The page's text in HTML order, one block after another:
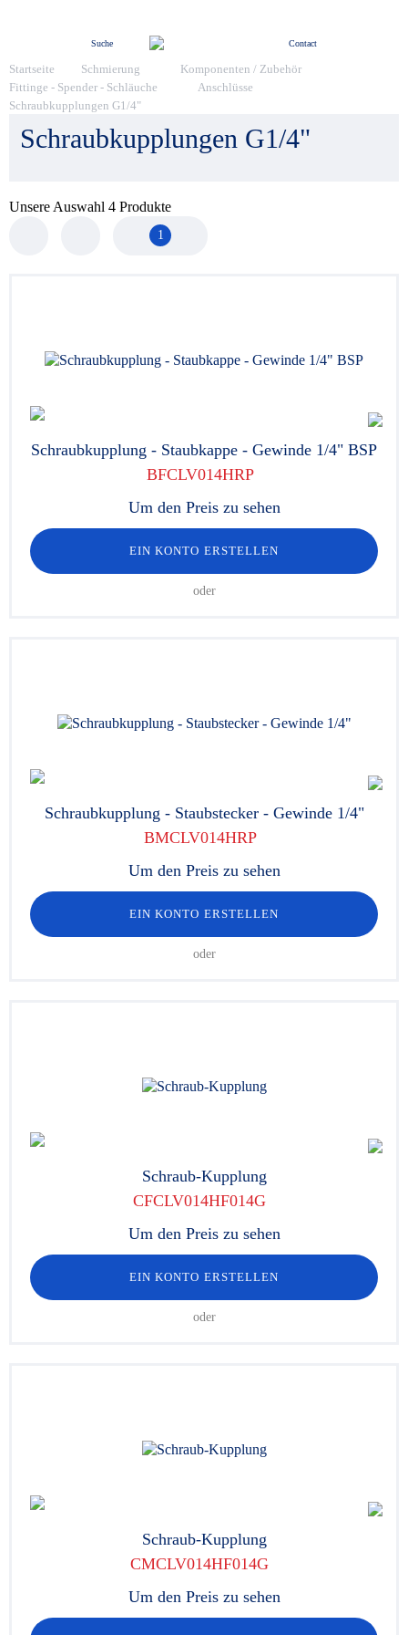
Suche Contact
Startseite Schmierung
Komponenten / Zubehör
Fittinge - Spender - Schläuche
Anschlüsse
Schraubkupplungen G1/4"
Schraubkupplungen G1/4"
Unsere Auswahl 4 Produkte
1
Schraubkupplung - Staubkappe - Gewinde 1/4" BSP
BFCLV014HRP
Um den Preis zu sehen
EIN KONTO ERSTELLEN
oder
Schraubkupplung - Staubstecker - Gewinde 1/4"
BMCLV014HRP
Um den Preis zu sehen
EIN KONTO ERSTELLEN
oder
Schraub-Kupplung
CFCLV014HF014G
Um den Preis zu sehen
EIN KONTO ERSTELLEN
oder
Schraub-Kupplung
CMCLV014HF014G
Um den Preis zu sehen